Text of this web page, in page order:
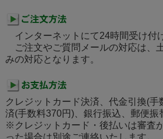
インターネットにて24時間受け付
ご注文やご質問メールの対応は、
みの対応となります。
クレジットカード決済、代金引換(手
済(手数料370円)、銀行振込、郵便振
※クレジットカード・後払いは審査